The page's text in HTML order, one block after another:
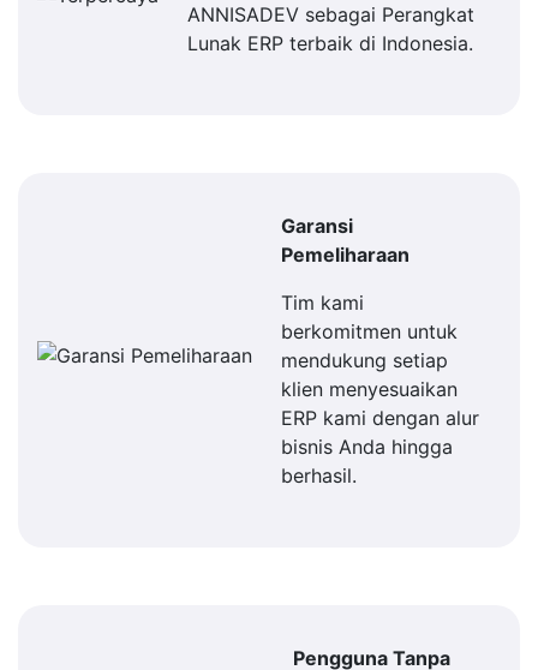
ANNISADEV sebagai Perangkat
Lunak ERP terbaik di Indonesia.
Garansi
Pemeliharaan
Tim kami
berkomitmen untuk
mendukung setiap
klien menyesuaikan
ERP kami dengan alur
bisnis Anda hingga
berhasil.
Pengguna Tanpa